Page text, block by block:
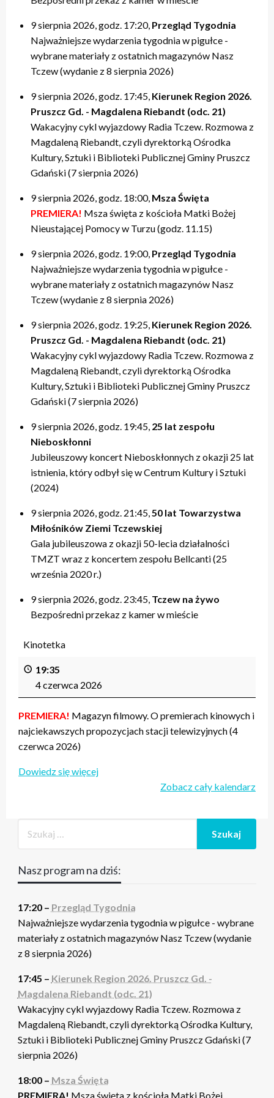
20:00 – relacje
21:40 – Pytania do Prezydenta / Pytania do Starosty
22:00 – relacje
20:00 – relacje
21:40 – Opinie w Radiu Tczew
22:00 – relacje
19:40 – Kulturalne pogaduszki / Fabryczne Pogaduszki
20:00 – relacje
21:20 – Nasz Tczew, Pogoda
21:40 – KinoteTka
21:50 – Kulturalne pogaduszki / Fabryczne Pogaduszki
22:00 – relacje
19:50 – relacje
21:40 – Tczew Mówi
21:50 – relacje
17:40 – Powtórki programów z tygodnia
20:40 – relacje tygodnia
9 sierpnia 2026, godz. 17:20, Przegląd Tygodnia
Najważniejsze wydarzenia tygodnia w pigułce -
wybrane materiały z ostatnich magazynów Nasz
Tczew (wydanie z 8 sierpnia 2026)
9 sierpnia 2026, godz. 17:45, Kierunek Region 2026.
Pruszcz Gd. - Magdalena Riebandt (odc. 21)
Wakacyjny cykl wyjazdowy Radia Tczew. Rozmowa z
Magdaleną Riebandt, czyli dyrektorką Ośrodka
Kultury, Sztuki i Biblioteki Publicznej Gminy Pruszcz
Gdański (7 sierpnia 2026)
9 sierpnia 2026, godz. 18:00, Msza Święta
PREMIERA! Msza święta z kościoła Matki Bożej
Nieustającej Pomocy w Turzu (godz. 11.15)
9 sierpnia 2026, godz. 19:00, Przegląd Tygodnia
Najważniejsze wydarzenia tygodnia w pigułce -
wybrane materiały z ostatnich magazynów Nasz
Tczew (wydanie z 8 sierpnia 2026)
9 sierpnia 2026, godz. 19:25, Kierunek Region 2026.
Pruszcz Gd. - Magdalena Riebandt (odc. 21)
Wakacyjny cykl wyjazdowy Radia Tczew. Rozmowa z
Magdaleną Riebandt, czyli dyrektorką Ośrodka
Kultury, Sztuki i Biblioteki Publicznej Gminy Pruszcz
Gdański (7 sierpnia 2026)
9 sierpnia 2026, godz. 19:45, 25 lat zespołu
Nieboskłonni
Jubileuszowy koncert Nieboskłonnych z okazji 25 lat
istnienia, który odbył się w Centrum Kultury i Sztuki
(2024)
9 sierpnia 2026, godz. 21:45, 50 lat Towarzystwa
Miłośników Ziemi Tczewskiej
Gala jubileuszowa z okazji 50-lecia działalności
TMZT wraz z koncertem zespołu Bellcanti (25
września 2020 r.)
9 sierpnia 2026, godz. 23:45, Tczew na żywo
Bezpośredni przekaz z kamer w mieście
Kinotetka
19:35
4 czerwca 2026
PREMIERA! Magazyn filmowy. O premierach kinowych i
najciekawszych propozycjach stacji telewizyjnych (4
czerwca 2026)
Dowiedz się więcej
Zobacz cały kalendarz
Nasz program na dziś:
17:20 – Przegląd Tygodnia
Najważniejsze wydarzenia tygodnia w pigułce - wybrane
materiały z ostatnich magazynów Nasz Tczew (wydanie
z 8 sierpnia 2026)
17:45 – Kierunek Region 2026. Pruszcz Gd. -
Magdalena Riebandt (odc. 21)
Wakacyjny cykl wyjazdowy Radia Tczew. Rozmowa z
Magdaleną Riebandt, czyli dyrektorką Ośrodka Kultury,
Sztuki i Biblioteki Publicznej Gminy Pruszcz Gdański (7
sierpnia 2026)
18:00 – Msza Święta
PREMIERA! Msza święta z kościoła Matki Bożej